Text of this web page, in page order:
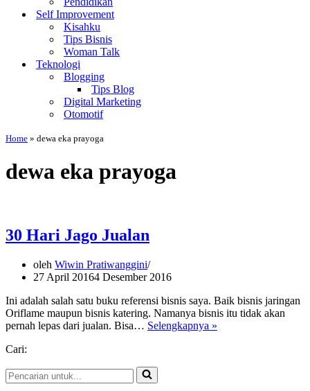
Self Improvement
Kisahku
Tips Bisnis
Woman Talk
Teknologi
Blogging
Tips Blog
Digital Marketing
Otomotif
Home » dewa eka prayoga
dewa eka prayoga
30 Hari Jago Jualan
oleh Wiwin Pratiwanggini
27 April 20164 Desember 2016
Ini adalah salah satu buku referensi bisnis saya. Baik bisnis jaringan
Oriflame maupun bisnis katering. Namanya bisnis itu tidak akan
pernah lepas dari jualan. Bisa… Selengkapnya »
Cari:
Pencarian
untuk...